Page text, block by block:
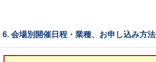
6. 会場別開催日程・業種、お申し込み方法